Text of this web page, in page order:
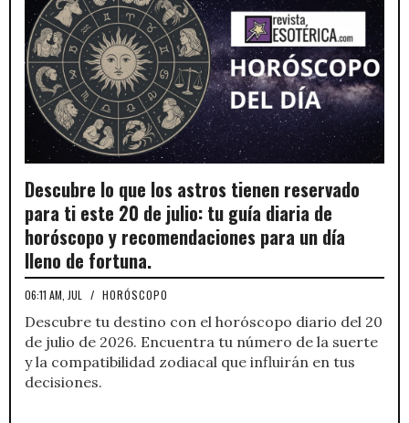
Descubre lo que los astros tienen reservado
para ti este 20 de julio: tu guía diaria de
horóscopo y recomendaciones para un día
lleno de fortuna.
06:11 AM, JUL / HORÓSCOPO
Descubre tu destino con el horóscopo diario del 20
de julio de 2026. Encuentra tu número de la suerte
y la compatibilidad zodiacal que influirán en tus
decisiones.